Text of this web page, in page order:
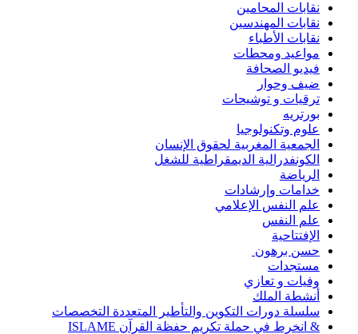
نقابات المحامين
نقابات المهندسين
نقابات الأطباء
مواعيد ومحطات
فيديو الصحافة
ضيف وحوار
ترقيات و توشيحات
بورتريه
علوم وتكنولوجيا
الجمعية المغربية لحقوق الإنسان
الكونفدرالية الديمقراطية للشغل
الرياضة
خدامات وإرشادات
علم النفس الإعلامي
علم النفس
الإفتتاحية
حسن برهون
مستجدات
وفيات و تعازي
أنشطة الملك
سلسلة دورات التكوين والتأطير المتعددة التخصصات
& انخرط في حملة تكريم حفظة القرآن ISLAME